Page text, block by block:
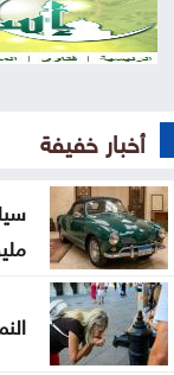
هل تأكل
لجسمك
القدس
أعيان: مواقف
عن القدس
إيران:
النهائية
أخبار خفيفة